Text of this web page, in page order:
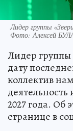
Лидер группы
Фото: Алексей
Лидер группы
дату
коллектив
деятельность
2027 года. Об
странице в